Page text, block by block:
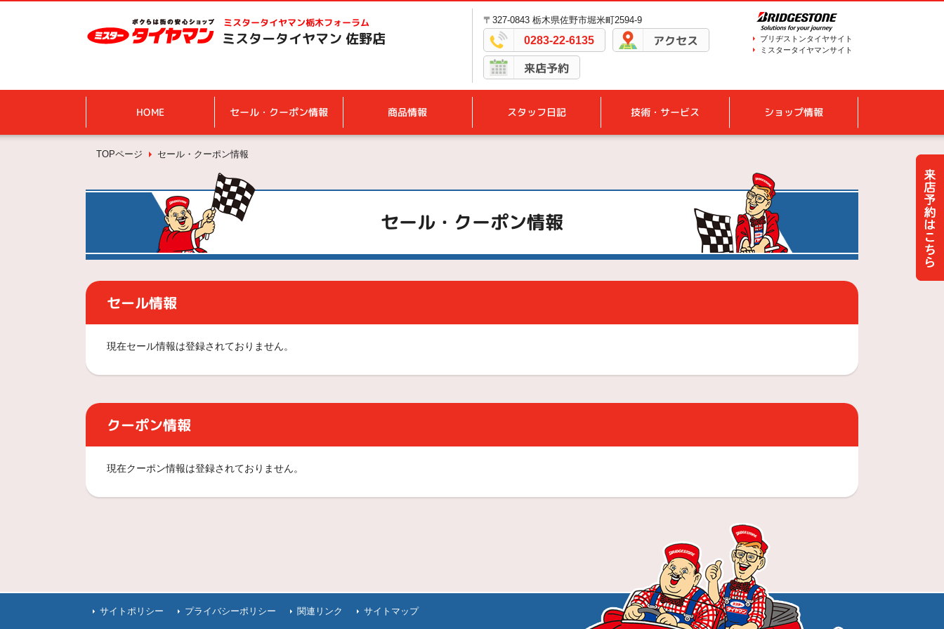
ミスタータイヤマン栃木フォーラム
ミスタータイヤマン 佐野店
〒327-0843 栃木県佐野市堀米町2594-9
0283-22-6135 アクセス
来店予約
ブリヂストンタイヤサイト
ミスタータイヤマンサイト
HOME セール・クーポン情報 商品情報 スタッフ日記 技術・サービス ショップ情報
TOPページ セール・クーポン情報
セール・クーポン情報
セール情報
現在セール情報は登録されておりません。
クーポン情報
現在クーポン情報は登録されておりません。
サイトポリシー プライバシーポリシー 関連リンク サイトマップ